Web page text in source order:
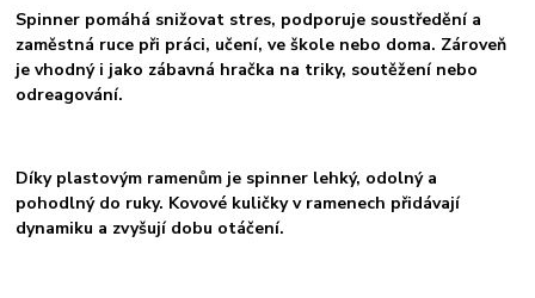
Spinner pomáhá snižovat stres, podporuje soustředění a
zaměstná ruce při práci, učení, ve škole nebo doma. Zároveň
je vhodný i jako zábavná hračka na triky, soutěžení nebo
odreagování.
Díky plastovým ramenům je spinner lehký, odolný a
pohodlný do ruky. Kovové kuličky v ramenech přidávají
dynamiku a zvyšují dobu otáčení.